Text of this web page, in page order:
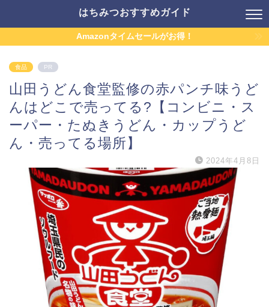
はちみつおすすめガイド
Amazonタイムセールがお得！
食品 PR
山田うどん食堂監修の赤パンチ味うど
んはどこで売ってる?【コンビニ・ス
ーパー・たぬきうどん・カップうど
ん・売ってる場所】
2024年4月8日